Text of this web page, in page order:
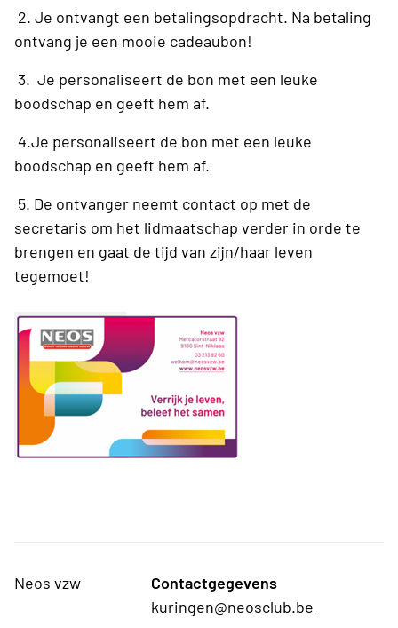
2. Je ontvangt een betalingsopdracht. Na betaling
ontvang je een mooie cadeaubon!
3. Je personaliseert de bon met een leuke
boodschap en geeft hem af.
4.Je personaliseert de bon met een leuke
boodschap en geeft hem af.
5. De ontvanger neemt contact op met de
secretaris om het lidmaatschap verder in orde te
brengen en gaat de tijd van zijn/haar leven
tegemoet!
Neos vzw
Contactgegevens
kuringen@neosclub.be